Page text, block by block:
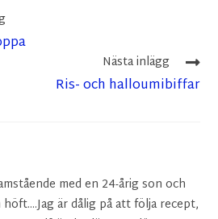
Nästa inlägg
Ris- och halloumibiffar
med en 24-årig son och
är dålig på att följa recept,